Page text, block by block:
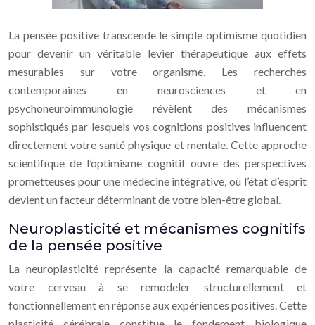
La pensée positive transcende le simple optimisme quotidien
pour devenir un véritable levier thérapeutique aux effets
mesurables sur votre organisme. Les recherches
contemporaines en neurosciences et en
psychoneuroimmunologie révèlent des mécanismes
sophistiqués par lesquels vos cognitions positives influencent
directement votre santé physique et mentale. Cette approche
scientifique de l’optimisme cognitif ouvre des perspectives
prometteuses pour une médecine intégrative, où l’état d’esprit
devient un facteur déterminant de votre bien-être global.
Neuroplasticité et mécanismes cognitifs
de la pensée positive
La neuroplasticité représente la capacité remarquable de
votre cerveau à se remodeler structurellement et
fonctionnellement en réponse aux expériences positives. Cette